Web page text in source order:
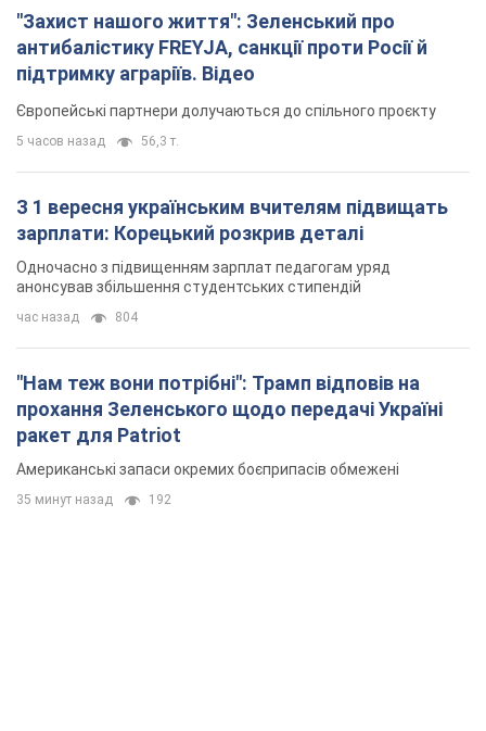
"Захист нашого життя": Зеленський про
антибалістику FREYJA, санкції проти Росії й
підтримку аграріїв. Відео
Європейські партнери долучаються до спільного проєкту
5 часов назад 56,3 т.
З 1 вересня українським вчителям підвищать
зарплати: Корецький розкрив деталі
Одночасно з підвищенням зарплат педагогам уряд
анонсував збільшення студентських стипендій
час назад 804
"Нам теж вони потрібні": Трамп відповів на
прохання Зеленського щодо передачі Україні
ракет для Patriot
Американські запаси окремих боєприпасів обмежені
35 минут назад 192